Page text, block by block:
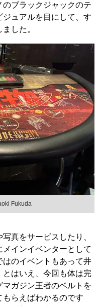
ブラックジャックのテ
ュアルを目にして、す
した。
Fukuda
真をサービスしたり、
インイベンターとして
のイベントもあって井
とはいえ、今回も体は完
ガジン王者のベルトを
らえばわかるのです